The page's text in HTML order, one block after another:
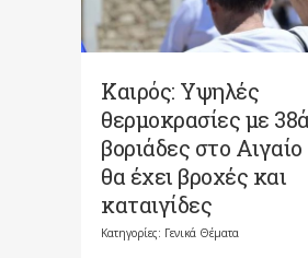
Καιρός: Υψηλές
θερμοκρασίες με
βοριάδες στο
θα έχει βροχές και
καταιγίδες
Κατηγορίες: Γενικά Θέματα